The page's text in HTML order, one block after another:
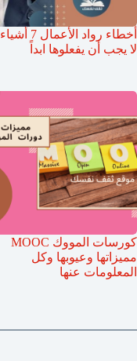
أخطاء رواد الأعمال 7 أشياء
لا يجب أن يفعلوها ابداً
كورسات المووك MOOC
مميزاتها وعيوبها وكل
المعلومات عنها